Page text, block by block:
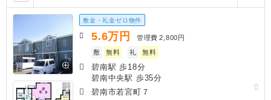
敷金・礼金ゼロ物件
5.6万円 管理費 2,800円
敷
無料 礼 無料
碧南駅 歩18分
碧南中央駅 歩35分
碧南市若宮町７